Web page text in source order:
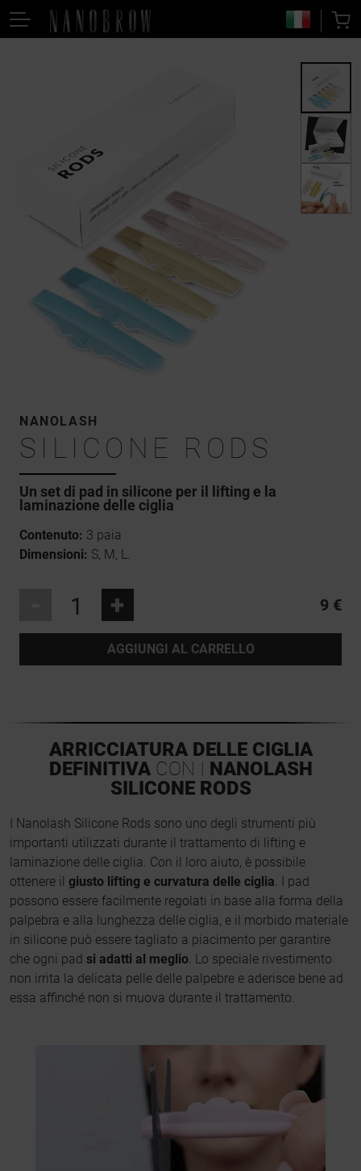
NANOLASH
SILICONE RODS
Un set di pad in silicone per il lifting e la
laminazione delle ciglia
Contenuto: 3 paia
Dimensioni: S, M, L.
+ 9 €
AGGIUNGI AL CARRELLO
ARRICCIATURA DELLE CIGLIA
DEFINITIVACON I NANOLASH
SILICONE RODS
I Nanolash Silicone Rods sono uno degli strumenti più
importanti utilizzati durante il trattamento di lifting e
laminazione delle ciglia. Con il loro aiuto, è possibile
ottenere il giusto lifting e curvatura delle ciglia. I pad
possono essere facilmente regolati in base alla forma della
palpebra e alla lunghezza delle ciglia, e il morbido materiale
in silicone può essere tagliato a piacimento per garantire
che ogni pad si adatti al meglio. Lo speciale rivestimento
non irrita la delicata pelle delle palpebre e aderisce bene ad
essa affinché non si muova durante il trattamento.